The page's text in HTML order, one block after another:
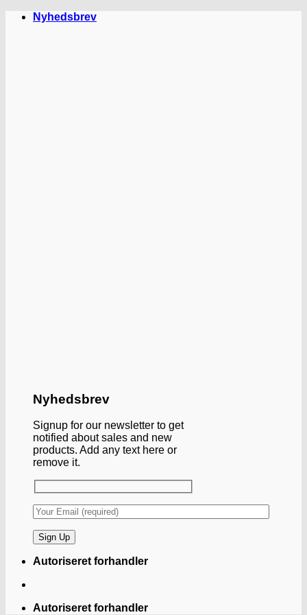
FortsætNyhedsbrev
Nyhedsbrev
Signup for our newsletter to get
notified about sales and new
products. Add any text here or
remove it.
Autoriseret forhandler
Autoriseret forhandler